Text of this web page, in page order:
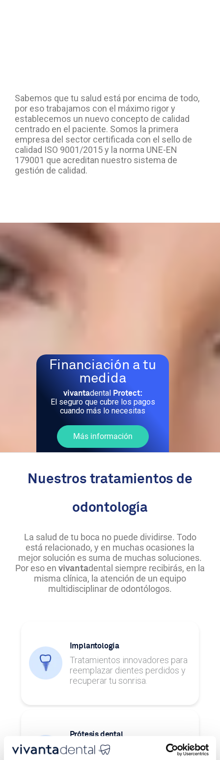
Sabemos que tu salud está por encima de todo,
por eso trabajamos con el máximo rigor y
establecemos un nuevo concepto de calidad
centrado en el paciente. Somos la primera
empresa del sector certificada con el sello de
calidad ISO 9001/2015 y la norma UNE-EN
179001 que acreditan nuestro sistema de
gestión de calidad.
Financiación a tu
medida
vivantadental Protect:
El seguro que cubre los pagos
cuando más lo necesitas
Más información
Nuestros tratamientos de
odontología
La salud de tu boca no puede dividirse. Todo
está relacionado, y en muchas ocasiones la
mejor solución es suma de muchas soluciones.
Por eso en vivantadental siempre recibirás, en la
misma clínica, la atención de un equipo
multidisciplinar de odontólogos.
Implantología
Tratamientos innovadores para
reemplazar dientes perdidos y
recuperar tu sonrisa.
Prótesis dental
Tratamientos para restaurar uno